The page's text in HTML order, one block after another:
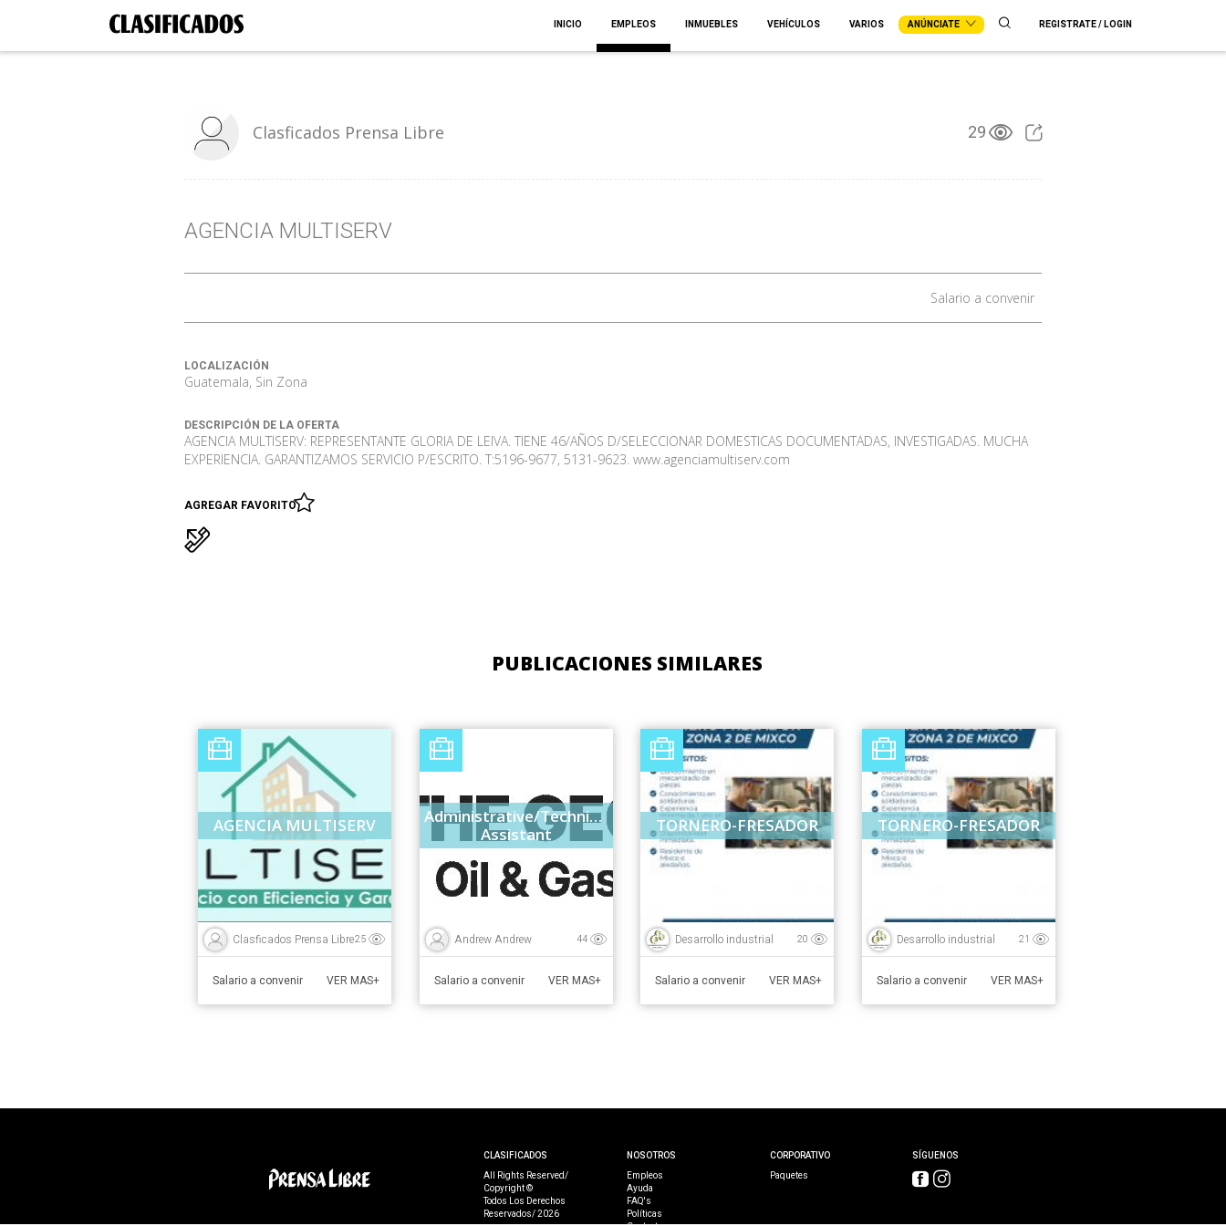
INICIO EMPLEOS INMUEBLES VEHÍCULOS VARIOS ANÚNCIATE REGISTRATE / LOGIN
Clasficados Prensa Libre 29
AGENCIA MULTISERV
Salario a convenir
LOCALIZACIÓN
Guatemala, Sin Zona
DESCRIPCIÓN DE LA OFERTA
AGENCIA MULTISERV: REPRESENTANTE GLORIA DE LEIVA. TIENE 46/AÑOS D/SELECCIONAR DOMESTICAS DOCUMENTADAS, INVESTIGADAS. MUCHA
EXPERIENCIA. GARANTIZAMOS SERVICIO P/ESCRITO. T:5196-9677, 5131-9623. www.agenciamultiserv.com
AGREGAR FAVORITO
PUBLICACIONES SIMILARES
AGENCIA MULTISERV
Clasficados Prensa Libre25
Salario a convenir VER MAS+
Administrative/Technical
Assistant
Andrew Andrew 44
Salario a convenir VER MAS+
TORNERO-FRESADOR
Desarrollo industrial 20
Salario a convenir VER MAS+
TORNERO-FRESADOR
Desarrollo industrial 21
Salario a convenir VER MAS+
CLASIFICADOS
All Rights Reserved/
Copyright ©
Todos Los Derechos
Reservados/ 2026
NOSOTROS
Empleos
Ayuda
FAQ's
Políticas
CORPORATIVO
Paquetes
SÍGUENOS